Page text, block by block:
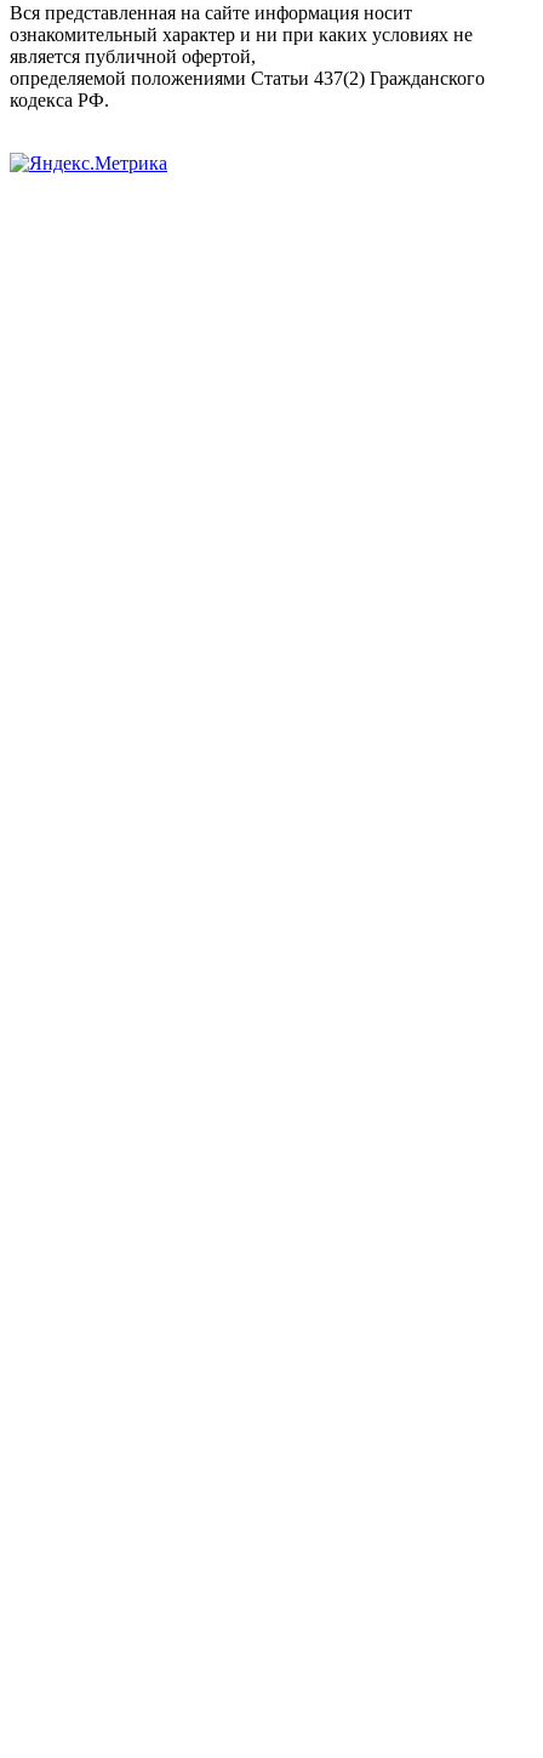
Вся представленная на сайте информация носит
ознакомительный характер и ни при каких условиях не
является публичной офертой,
определяемой положениями Статьи 437(2) Гражданского
кодекса РФ.